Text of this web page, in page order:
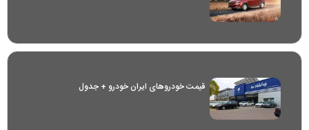
قیمت خودرو‌های ایران خودرو + جدول